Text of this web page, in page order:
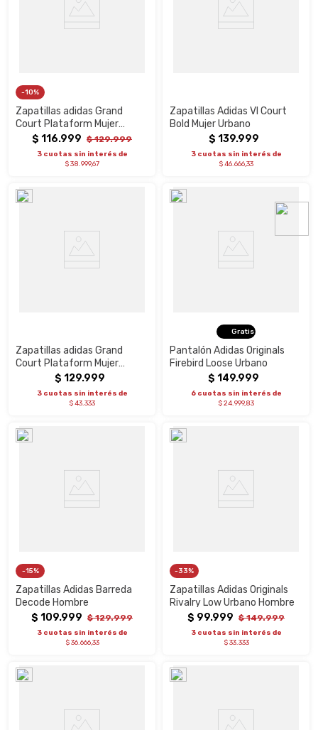
10%
Zapatillas adidas Grand
Court Plataform Mujer
Urbano
$ 116.999 $ 129.999
3 cuotas sin interés de
$ 38.999,67
Zapatillas Adidas Vl Court
Bold Mujer Urbano
$ 139.999
3 cuotas sin interés de
$ 46.666,33
Zapatillas adidas Grand
Court Plataform Mujer
$ 129.999
3 cuotas sin interés de
$ 43.333
Gratis
Pantalón Adidas Originals
Firebird Loose Urbano
$ 149.999
6 cuotas sin interés de
$ 24.999,83
15%
Zapatillas Adidas Barreda
Decode Hombre
$ 109.999 $ 129.999
3 cuotas sin interés de
$ 36.666,33
33%
Zapatillas Adidas Originals
Rivalry Low Urbano Hombre
$ 99.999 $ 149.999
3 cuotas sin interés de
$ 33.333